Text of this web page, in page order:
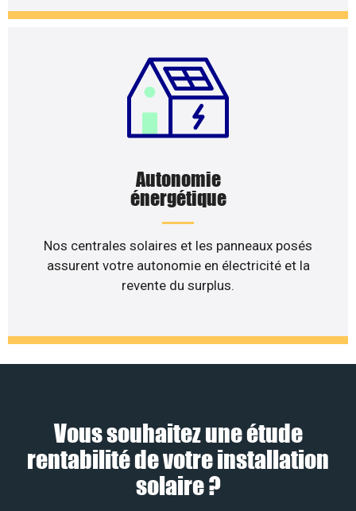
Autonomie
énergétique
Nos centrales solaires et les panneaux posés
assurent votre autonomie en électricité et la
revente du surplus.
Vous souhaitez une étude
rentabilité de votre installation
solaire ?